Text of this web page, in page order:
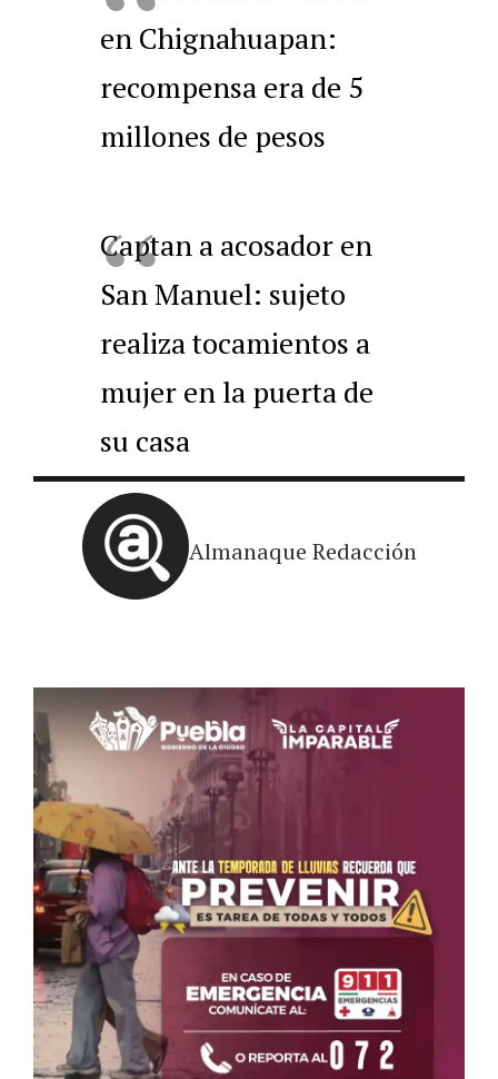
en Chignahuapan:
recompensa era de 5
millones de pesos
Captan a acosador en
San Manuel: sujeto
realiza tocamientos a
mujer en la puerta de
su casa
Almanaque Redacción